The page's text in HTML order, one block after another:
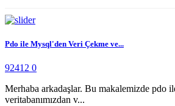
Pdo ile Mysql'den Veri Çekme ve...
92412 0
Merhaba arkadaşlar. Bu makalemizde pdo
veritabanımızdan v...